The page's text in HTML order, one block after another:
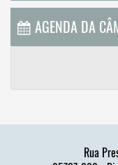
AGENDA DA
Rua